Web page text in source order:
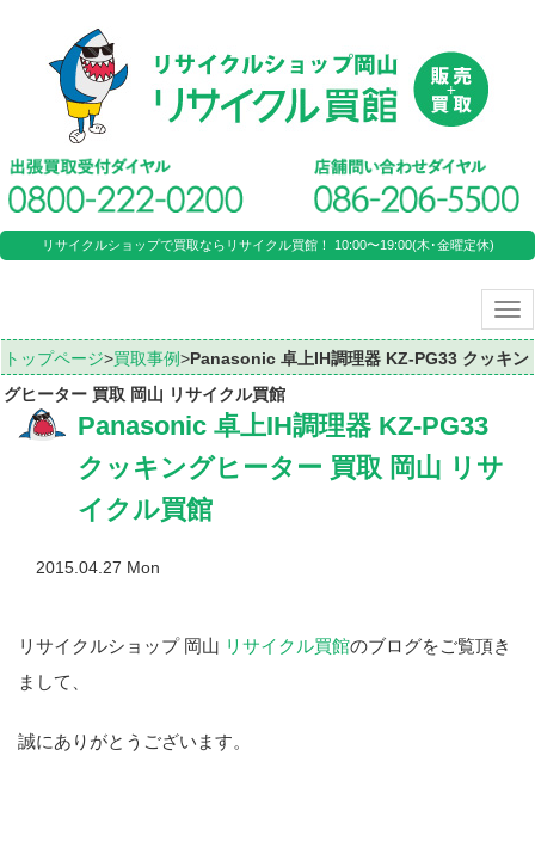
リサイクルショップで買取ならリサイクル買館！ 10:00〜19:00(木･金曜定休)
トップページ>買取事例>Panasonic 卓上IH調理器 KZ-PG33 クッキン
グヒーター 買取 岡山 リサイクル買館
Panasonic 卓上IH調理器 KZ-PG33
クッキングヒーター 買取 岡山 リサ
イクル買館
2015.04.27 Mon
リサイクルショップ 岡山 リサイクル買館のブログをご覧頂き
まして、
誠にありがとうございます。